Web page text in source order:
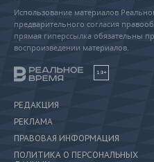
Использование материалов
предварительного согласия
прямая гиперссылка обязательны
воспроизведении материалов.
18+
РЕДАКЦИЯ
РЕКЛАМА
ПРАВОВАЯ ИНФОРМАЦИЯ
ПОЛИТИКА О ПЕРСОНАЛЬНЫХ